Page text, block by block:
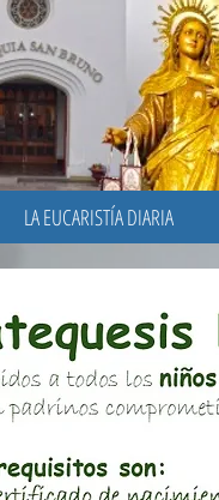
LA EUCARISTÍA DIARIA